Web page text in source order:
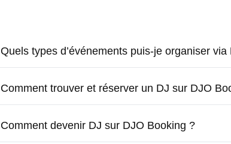
Quels types d’événements puis-je organiser
Comment trouver et réserver un DJ sur DJO
Comment devenir DJ sur DJO Booking ?